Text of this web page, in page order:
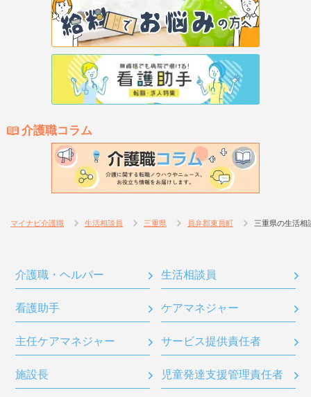
介護職コラム
マイナビ介護職 生活相談員 三重県 員弁郡東員町 三重県の生活相
介護職・ヘルパー 生活相談員
看護助手 ケアマネジャー
主任ケアマネジャー サービス提供責任者
施設長 児童発達支援管理責任者